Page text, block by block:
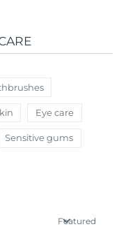
Eye care
Sensitive gums
Featured
预计送达日期09/08/2026
预计送达日期